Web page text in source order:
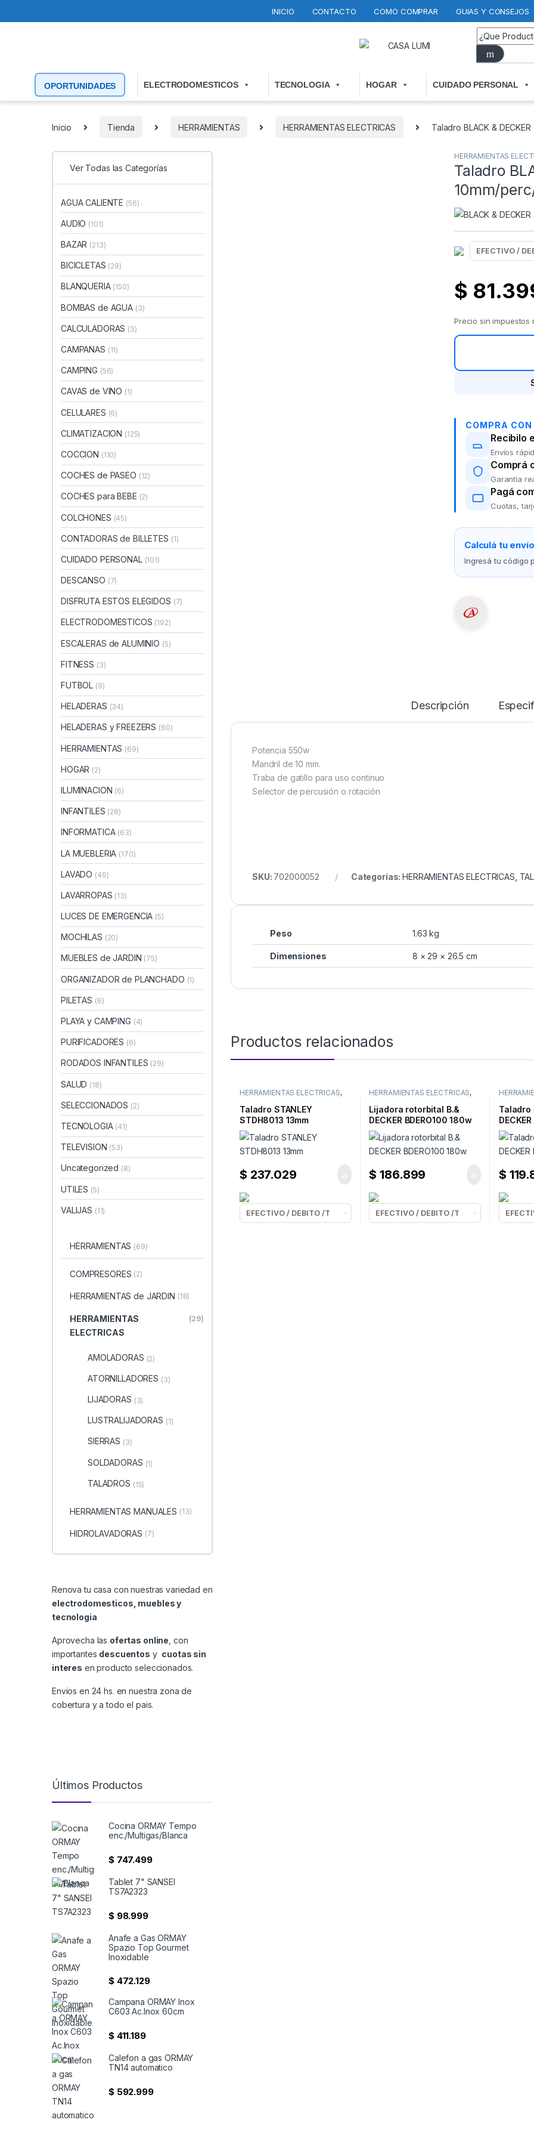
INICIO CONTACTO COMO COMPRAR GUIAS Y CONSEJOS
OPORTUNIDADES ELECTRODOMESTICOS TECNOLOGIA HOGAR CUIDADO PERSONAL
Inicio Tienda HERRAMIENTAS HERRAMIENTAS ELECTRICAS Taladro BLACK &
HERRAMIENTAS
Taladro
10mm/
$
Precio sin impuestos
COMPRA
Recibilo
Envíos
Comprá
Garantía
Pagá
Cuotas,
Calculá tu
Ingresá tu código
Descripción
Potencia 550w
Mandril de 10 mm.
Traba de gatillo para uso continuo
Selector de percusión o rotación
SKU: 702000052 Categorías:HERRAMIENTAS ELECTRICAS,
Peso 1.63 kg
Dimensiones 8 × 29 × 26.5 cm
Productos relacionados
HERRAMIENTAS ELECTRICAS,
Taladro STANLEY
STDH8013 13mm
$ 237.029
HERRAMIENTAS ELECTRICAS,
Lijadora rotorbital B.&
DECKER BDERO100 180w
$ 186.899
Taladro
$
Ver Todas las Categorías
AGUA CALIENTE (56)
AUDIO (101)
BAZAR (213)
BICICLETAS (29)
BLANQUERIA (150)
BOMBAS de AGUA (3)
CALCULADORAS (3)
CAMPANAS (11)
CAMPING (56)
CAVAS de VINO (1)
CELULARES (6)
CLIMATIZACION (125)
COCCION (110)
COCHES de PASEO (12)
COCHES para BEBE (2)
COLCHONES (45)
CONTADORAS de BILLETES (1)
CUIDADO PERSONAL (101)
DESCANSO (7)
DISFRUTA ESTOS ELEGIDOS (7)
ELECTRODOMESTICOS (192)
ESCALERAS de ALUMINIO (5)
FITNESS (3)
FUTBOL (9)
HELADERAS (34)
HELADERAS y FREEZERS (60)
HERRAMIENTAS (69)
HOGAR (2)
ILUMINACION (6)
INFANTILES (28)
INFORMATICA (63)
LA MUEBLERIA (170)
LAVADO (49)
LAVARROPAS (13)
LUCES DE EMERGENCIA (5)
MOCHILAS (20)
MUEBLES de JARDIN (75)
ORGANIZADOR de PLANCHADO (1)
PILETAS (6)
PLAYA y CAMPING (4)
PURIFICADORES (6)
RODADOS INFANTILES (29)
SALUD (18)
SELECCIONADOS (2)
TECNOLOGIA (41)
TELEVISION (53)
Uncategorized (8)
UTILES (5)
VALIJAS (11)
HERRAMIENTAS (69)
COMPRESORES (2)
HERRAMIENTAS de JARDIN (18)
HERRAMIENTAS
ELECTRICAS
(29)
AMOLADORAS (2)
ATORNILLADORES (3)
LIJADORAS (3)
LUSTRALIJADORAS (1)
SIERRAS (3)
SOLDADORAS (1)
TALADROS (15)
HERRAMIENTAS MANUALES (13)
HIDROLAVADORAS (7)
Renova tu casa con nuestras variedad en
electrodomesticos, muebles y
tecnologia
Aprovecha las ofertas online , con
importantes descuentos y cuotas sin
interes en producto seleccionados.
Envios en 24 hs. en nuestra zona de
cobertura y a todo el pais.
Últimos Productos
Cocina ORMAY Tempo
enc./Multigas/Blanca
$747.499
Tablet 7" SANSEI
TS7A2323
$98.999
Anafe a Gas ORMAY
Spazio Top Gourmet
Inoxidable
$472.129
Campana ORMAY Inox
C603 Ac.Inox 60cm
$411.189
Calefon a gas ORMAY
TN14 automatico
$592.999